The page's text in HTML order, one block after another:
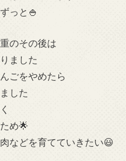
っと🍚
のその後は
ました
ごをやめたら
した
め🌟
などを育てていきたい😃